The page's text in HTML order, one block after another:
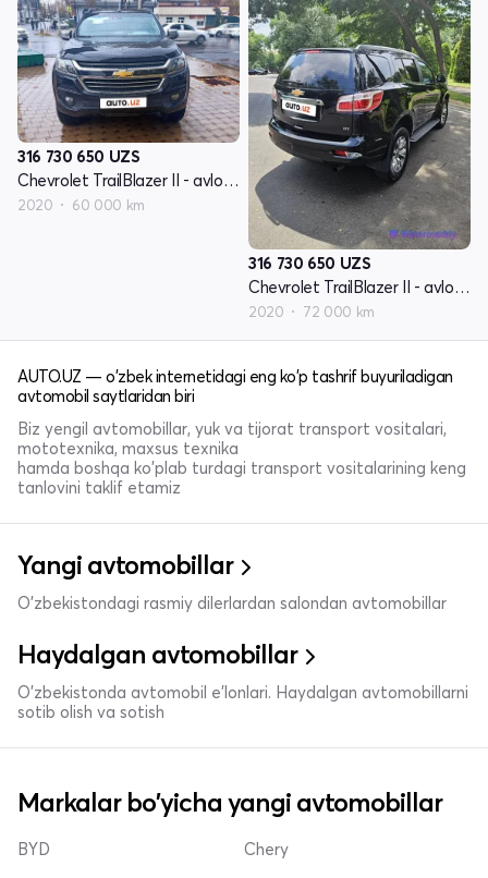
316 730 650 UZS
Chevrolet TrailBlazer II - avlod restyling
2020 60 000 km
316 730 650 UZS
Chevrolet TrailBlazer II - avlod restyling
2020 72 000 km
AUTO.UZ — o'zbek internetidagi eng ko'p tashrif buyuriladigan
avtomobil saytlaridan biri
Biz yengil avtomobillar, yuk va tijorat transport vositalari,
mototexnika, maxsus texnika
hamda boshqa ko'plab turdagi transport vositalarining keng
tanlovini taklif etamiz
Yangi avtomobillar
O'zbekistondagi rasmiy dilerlardan salondan avtomobillar
Haydalgan avtomobillar
O'zbekistonda avtomobil e’lonlari. Haydalgan avtomobillarni
sotib olish va sotish
Markalar bo'yicha yangi avtomobillar
BYD Chery